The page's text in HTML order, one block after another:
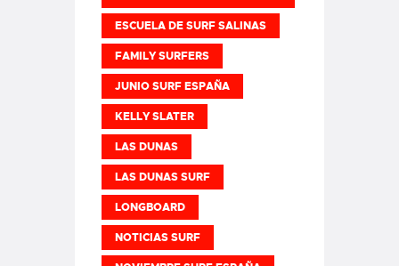
ESCUELA DE SURF SALINAS
FAMILY SURFERS
JUNIO SURF ESPAÑA
KELLY SLATER
LAS DUNAS
LAS DUNAS SURF
LONGBOARD
NOTICIAS SURF